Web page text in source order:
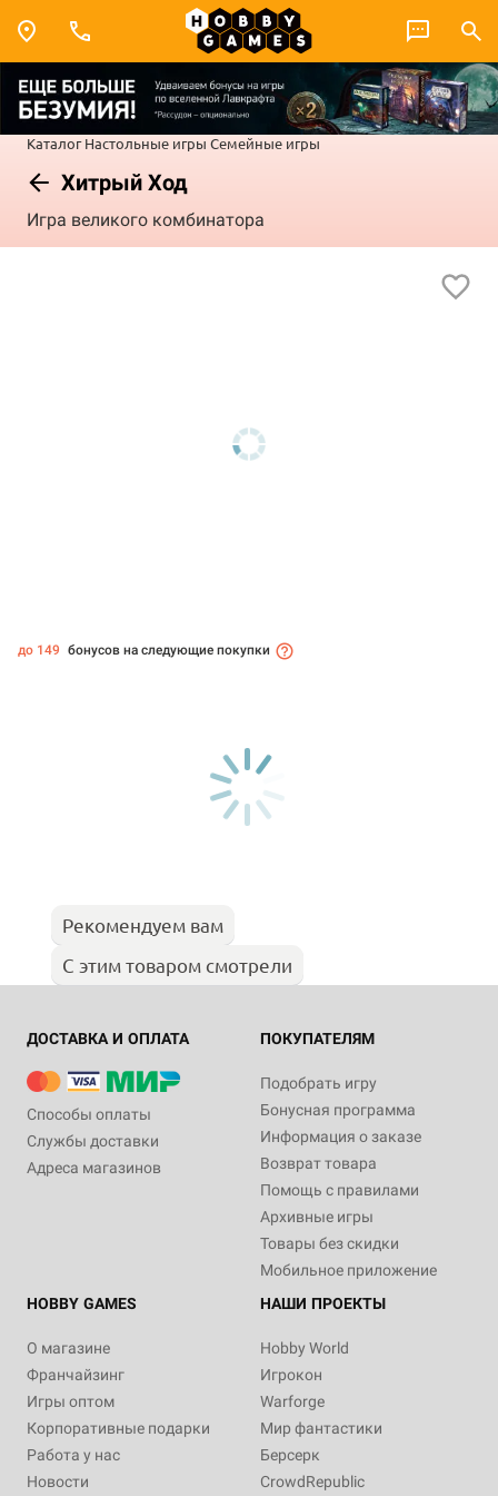
Каталог Настольные игры Семейные игры
Хитрый Ход
Игра великого комбинатора
до 149 бонусов на следующие покупки
Рекомендуем вам
С этим товаром смотрели
ДОСТАВКА И ОПЛАТА
Способы оплаты
Службы доставки
Адреса магазинов
ПОКУПАТЕЛЯМ
Подобрать игру
Бонусная программа
Информация о заказе
Возврат товара
Помощь с правилами
Архивные игры
Товары без скидки
Мобильное приложение
HOBBY GAMES
О магазине
Франчайзинг
Игры оптом
Корпоративные подарки
Работа у нас
Новости
НАШИ ПРОЕКТЫ
Hobby World
Игрокон
Warforge
Мир фантастики
Берсерк
CrowdRepublic